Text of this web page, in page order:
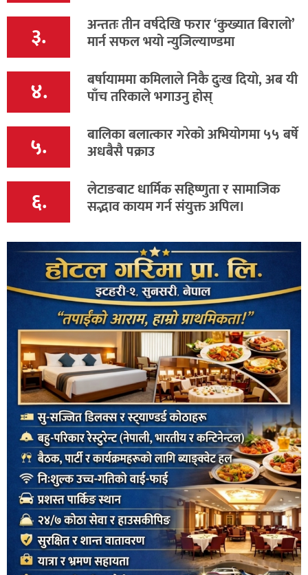
३. अन्ततः तीन वर्षदेखि फरार ‘कुख्यात बिरालो’
मार्न सफल भयो न्युजिल्याण्डमा
४. बर्षायाममा कमिलाले निकै दुःख दियो, अब यी
पाँच तरिकाले भगाउनु होस्
५. बालिका बलात्कार गरेको अभियोगमा ५५ बर्षे
अधबैसै पक्राउ
६. लेटाङबाट धार्मिक सहिष्णुता र सामाजिक
सद्भाव कायम गर्न संयुक्त अपिल।